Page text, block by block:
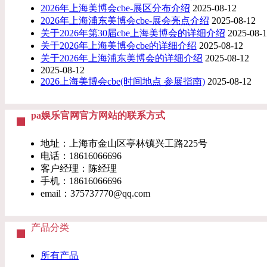
2026年上海美博会cbe-展区分布介绍 2025-08-12
2026年上海浦东美博会cbe-展会亮点介绍 2025-08-12
关于2026年第30届cbe上海美博会的详细介绍 2025-08-
关于2026年上海美博会cbe的详细介绍 2025-08-12
关于2026年上海浦东美博会的详细介绍 2025-08-12
2025-08-12
2026上海美博会cbe(时间地点 参展指南) 2025-08-12
pa娱乐官网官方网站的联系方式
地址：上海市金山区亭林镇兴工路225号
电话： 18616066696
客户经理：陈经理
手机： 18616066696
email： 375737770@qq.com
产品分类
所有产品